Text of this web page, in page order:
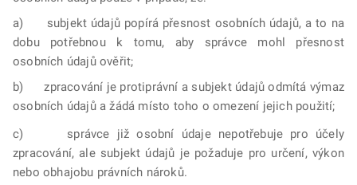
a) subjekt údajů popírá přesnost osobních údajů, a to na
dobu potřebnou k tomu, aby správce mohl přesnost
osobních údajů ověřit;
b) zpracování je protiprávní a subjekt údajů odmítá výmaz
osobních údajů a žádá místo toho o omezení jejich použití;
c) správce již osobní údaje nepotřebuje pro účely
zpracování, ale subjekt údajů je požaduje pro určení, výkon
nebo obhajobu právních nároků.